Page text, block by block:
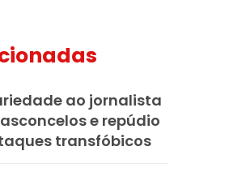
ao jornalista
e repúdio
transfóbicos